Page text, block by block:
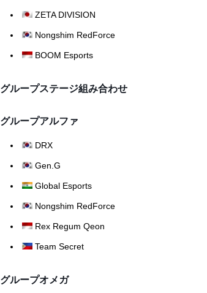
ZETA DIVISION
Nongshim RedForce
BOOM Esports
グループステージ組み合わせ
グループアルファ
DRX
Gen.G
Global Esports
Nongshim RedForce
Rex Regum Qeon
Team Secret
グループオメガ